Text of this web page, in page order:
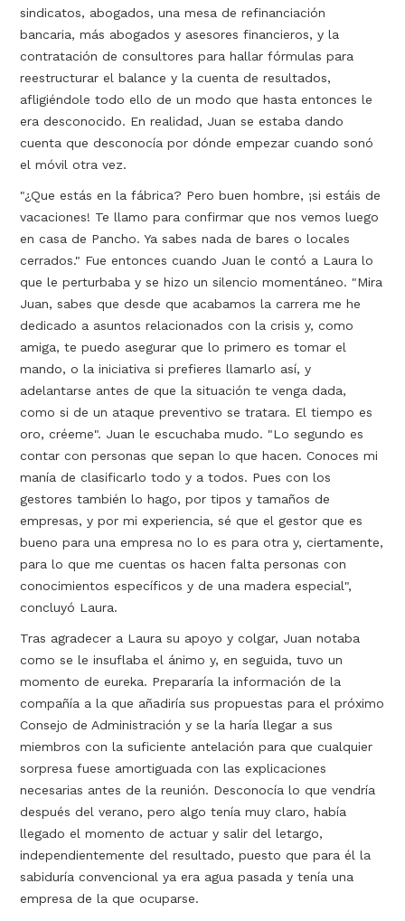
sindicatos, abogados, una mesa de refinanciación
bancaria, más abogados y asesores financieros, y la
contratación de consultores para hallar fórmulas para
reestructurar el balance y la cuenta de resultados,
afligiéndole todo ello de un modo que hasta entonces le
era desconocido. En realidad, Juan se estaba dando
cuenta que desconocía por dónde empezar cuando sonó
el móvil otra vez.
"¿Que estás en la fábrica? Pero buen hombre, ¡si estáis de
vacaciones! Te llamo para confirmar que nos vemos luego
en casa de Pancho. Ya sabes nada de bares o locales
cerrados." Fue entonces cuando Juan le contó a Laura lo
que le perturbaba y se hizo un silencio momentáneo. "Mira
Juan, sabes que desde que acabamos la carrera me he
dedicado a asuntos relacionados con la crisis y, como
amiga, te puedo asegurar que lo primero es tomar el
mando, o la iniciativa si prefieres llamarlo así, y
adelantarse antes de que la situación te venga dada,
como si de un ataque preventivo se tratara. El tiempo es
oro, créeme". Juan le escuchaba mudo. "Lo segundo es
contar con personas que sepan lo que hacen. Conoces mi
manía de clasificarlo todo y a todos. Pues con los
gestores también lo hago, por tipos y tamaños de
empresas, y por mi experiencia, sé que el gestor que es
bueno para una empresa no lo es para otra y, ciertamente,
para lo que me cuentas os hacen falta personas con
conocimientos específicos y de una madera especial",
concluyó Laura.
Tras agradecer a Laura su apoyo y colgar, Juan notaba
como se le insuflaba el ánimo y, en seguida, tuvo un
momento de eureka. Prepararía la información de la
compañía a la que añadiría sus propuestas para el próximo
Consejo de Administración y se la haría llegar a sus
miembros con la suficiente antelación para que cualquier
sorpresa fuese amortiguada con las explicaciones
necesarias antes de la reunión. Desconocía lo que vendría
después del verano, pero algo tenía muy claro, había
llegado el momento de actuar y salir del letargo,
independientemente del resultado, puesto que para él la
sabiduría convencional ya era agua pasada y tenía una
empresa de la que ocuparse.